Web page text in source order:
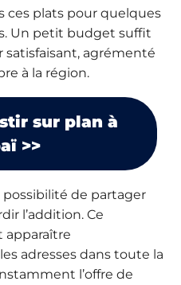
ces plats pour quelques
Un petit budget suffit
satisfaisant, agrémenté
à la région.
sur plan à
>>
possibilité de partager
l’addition. Ce
adresses dans toute la
l’offre de